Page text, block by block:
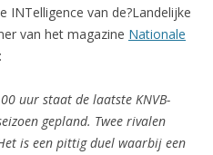
INTelligence van de?Landelijke
van het magazine Nationale
:
uur staat de laatste KNVB-
gepland. Twee rivalen
is een pittig duel waarbij een